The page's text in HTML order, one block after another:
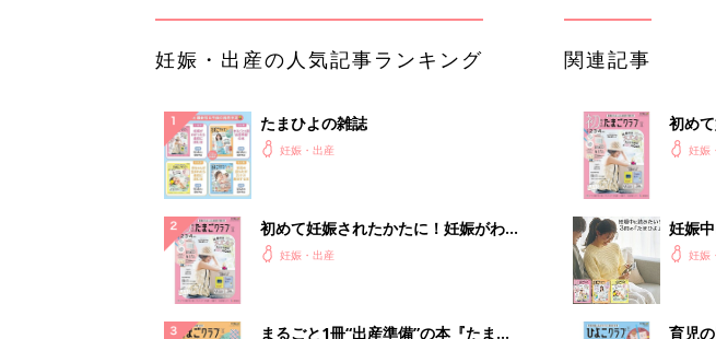
夫婦で予習する 出産の教科書
妊娠中に読みたい！3冊の「たまひ